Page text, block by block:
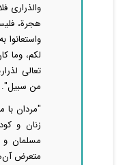
والذراری
هجرة،
لکم، وما
تعالی
من سبیل".
"مردان با
زنان و
مسلمان و
متعرض